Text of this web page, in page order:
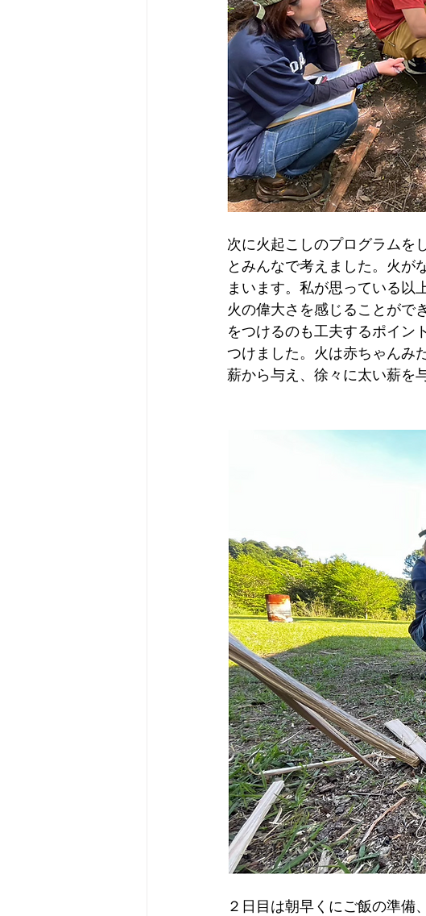
次に火起こしのプログラムを
とみんなで考えました。火が
まいます。私が思っている以
火の偉大さを感じることがで
をつけるのも工夫するポイン
つけました。火は赤ちゃんみ
薪から与え、徐々に太い薪を
２日目は朝早くにご飯の準備